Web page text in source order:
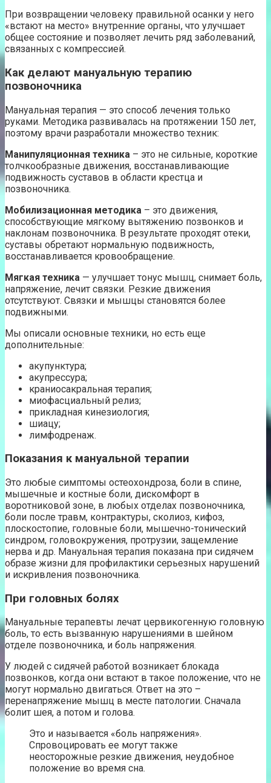
При возвращении человеку правильной осанки у него
«встают на место» внутренние органы, что улучшает
общее состояние и позволяет лечить ряд заболеваний,
связанных с компрессией.
Как делают мануальную терапию
позвоночника
Мануальная терапия — это способ лечения только
руками. Методика развивалась на протяжении 150 лет,
поэтому врачи разработали множество техник:
Манипуляционная техника – это не сильные, короткие
толчкообразные движения, восстанавливающие
подвижность суставов в области крестца и
позвоночника.
Мобилизационная методика – это движения,
способствующие мягкому вытяжению позвонков и
наклонам позвоночника. В результате проходят отеки,
суставы обретают нормальную подвижность,
восстанавливается кровообращение.
Мягкая техника — улучшает тонус мышц, снимает боль,
напряжение, лечит связки. Резкие движения
отсутствуют. Связки и мышцы становятся более
подвижными.
Мы описали основные техники, но есть еще
дополнительные:
акупунктура;
акупрессура;
краниосакральная терапия;
миофасциальный релиз;
прикладная кинезиология;
шиацу;
лимфодренаж.
Показания к мануальной терапии
Это любые симптомы остеохондроза, боли в спине,
мышечные и костные боли, дискомфорт в
воротниковой зоне, в любых отделах позвоночника,
боли после травм, контрактуры, сколиоз, кифоз,
плоскостопие, головные боли, мышечно-тонический
синдром, головокружения, протрузии, защемление
нерва и др. Мануальная терапия показана при сидячем
образе жизни для профилактики серьезных нарушений
и искривления позвоночника.
При головных болях
Мануальные терапевты лечат цервикогенную головную
боль, то есть вызванную нарушениями в шейном
отделе позвоночника, и боль напряжения.
У людей с сидячей работой возникает блокада
позвонков, когда они встают в такое положение, что не
могут нормально двигаться. Ответ на это –
перенапряжение мышц в месте патологии. Сначала
болит шея, а потом и голова.
Это и называется «боль напряжения».
Спровоцировать ее могут также
неосторожные резкие движения, неудобное
положение во время сна.